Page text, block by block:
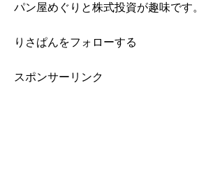
パン屋めぐりと株式投資が趣味です。
りさぱんをフォローする
スポンサーリンク